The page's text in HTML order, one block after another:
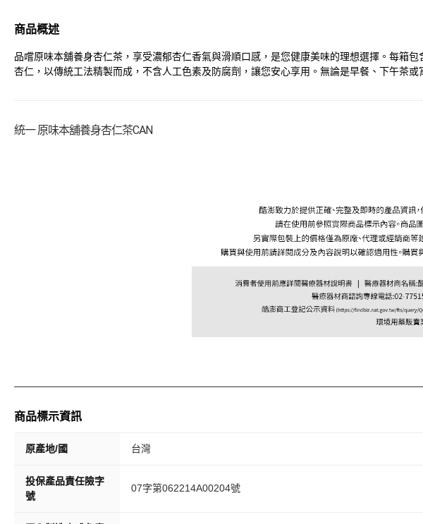
商品概述
品嚐原味本舖養身杏仁茶，享受濃郁杏仁香氣與滑順口感，是您健康美味的理想選擇。每箱
杏仁，以傳統工法精製而成，不含人工色素及防腐劑，讓您安心享用。無論是早餐、下午茶
統一 原味本舖養身杏仁茶CAN
商品標示資訊
原產地/國 台灣
投保產品責任險字
號
07字第062214A00204號